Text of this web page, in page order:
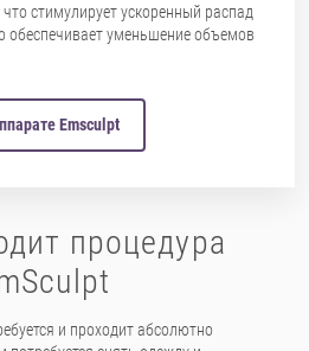
стимулирует ускоренный распад
обеспечивает уменьшение объемов
Emsculpt
процедура
и проходит абсолютно